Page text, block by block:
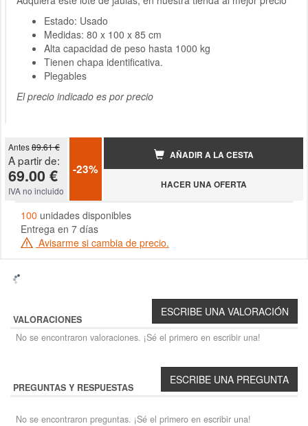
Estado: Usado
Medidas: 80 x 100 x 85 cm
Alta capacidad de peso hasta 1000 kg
Tienen chapa identificativa.
Plegables
El precio indicado es por precio
Antes89.61 €
A partir de:
69.00 €
IVA no incluido
-23%
AÑADIR A LA CESTA
HACER UNA OFERTA
100 unidades disponibles
Entrega en 7 días
Avisarme si cambia de precio.
VALORACIONES
No se encontraron valoraciones. ¡Sé el primero en escribir una!
PREGUNTAS Y RESPUESTAS
No se encontraron preguntas. ¡Sé el primero en escribir una!